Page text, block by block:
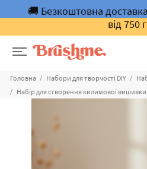
🚚 Безкоштовна
від 750
Головна Набори для творчості DIY
Набір для створення килимової